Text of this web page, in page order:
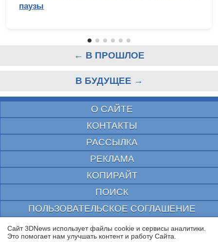
паузы
← В ПРОШЛОЕ
В БУДУЩЕЕ →
О САЙТЕ
КОНТАКТЫ
РАССЫЛКА
РЕКЛАМА
КОПИРАЙТ
ПОИСК
ПОЛЬЗОВАТЕЛЬСКОЕ СОГЛАШЕНИЕ
ЗАЩИЩЕНО CURATOR
Сайт 3DNews использует файлы cookie и сервисы аналитики.
Это помогает нам улучшать контент и работу Cайта.